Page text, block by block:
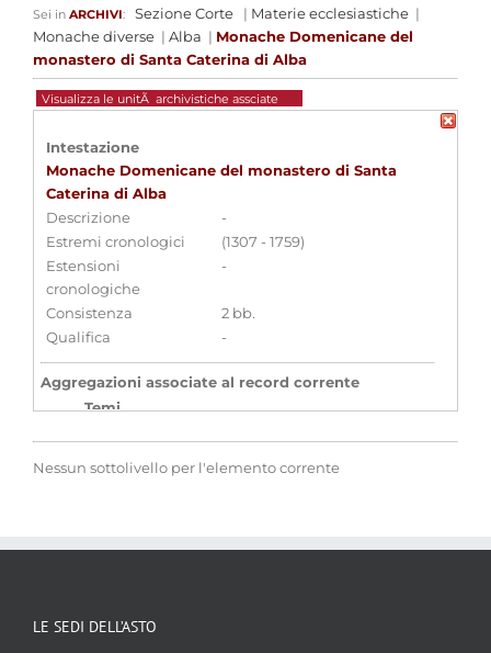
Sei in ARCHIVI: Sezione Corte | Materie ecclesiastiche |
Monache diverse | Alba | Monache Domenicane del
monastero di Santa Caterina di Alba
Visualizza le unitÃ archivistiche assciate
Intestazione
Monache Domenicane del monastero di Santa
Caterina di Alba
Descrizione
-
Estremi cronologici
(1307 - 1759)
Estensioni
cronologiche
-
Consistenza
2 bb.
Qualifica
-
Aggregazioni associate al record corrente
Temi
Archivi ecclesiastici
Localizzazioneassociata al record corrente
Nessun sottolivello per l'elemento corrente
LE SEDI DELL’ASTO